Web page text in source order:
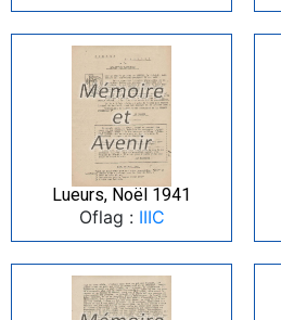
Lueurs, Noël 1941
Oflag : IIIC